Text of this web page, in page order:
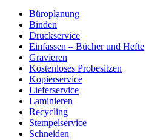
Büroplanung
Binden
Druckservice
Einfassen – Bücher und Hefte
Gravieren
Kostenloses Probesitzen
Kopierservice
Lieferservice
Laminieren
Recycling
Stempelservice
Schneiden